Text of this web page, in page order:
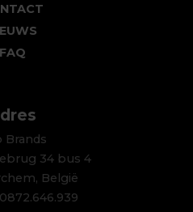
FAQ
Brands
34 bus 4
België